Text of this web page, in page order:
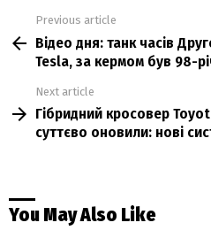
more
Previous article
Відео дня: танк часів
Tesla, за кермом був 98-
Next article
Гібридний кросовер
суттєво оновили: нові
You May Also Like